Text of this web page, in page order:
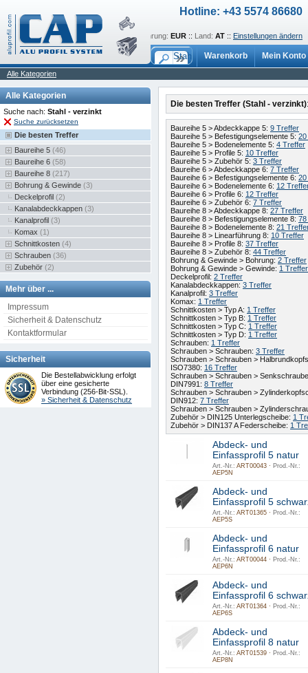
Hotline: +43 5574 86680
Sprache: de:: Währung: EUR :: Land: AT :: Einstellungen ändern
Warenkorb Mein Konto
Alle Kategorien
Alle Kategorien
Suche nach: Stahl - verzinkt
Suche zurücksetzen
Die besten Treffer
Baureihe 5 (46)
Baureihe 6 (58)
Baureihe 8 (217)
Bohrung & Gewinde (3)
Deckelprofil (2)
Kanalabdeckkappen (3)
Kanalprofil (3)
Komax (1)
Schnittkosten (4)
Schrauben (36)
Zubehör (2)
Mehr über ...
Impressum
Sicherheit & Datenschutz
Kontaktformular
Sicherheit
Die Bestellabwicklung erfolgt
über eine gesicherte
Verbindung (256-Bit-SSL).
» Sicherheit & Datenschutz
Die besten Treffer (Stahl - verzinkt)
Baureihe 5 > Abdeckkappe 5: 9 Treffer
Baureihe 5 > Befestigungselemente 5:
Baureihe 5 > Bodenelemente 5: 4 Treffer
Baureihe 5 > Profile 5: 10 Treffer
Baureihe 5 > Zubehör 5: 3 Treffer
Baureihe 6 > Abdeckkappe 6: 7 Treffer
Baureihe 6 > Befestigungselemente 6:
Baureihe 6 > Bodenelemente 6: 12
Baureihe 6 > Profile 6: 12 Treffer
Baureihe 6 > Zubehör 6: 7 Treffer
Baureihe 8 > Abdeckkappe 8: 27 Treffer
Baureihe 8 > Befestigungselemente 8:
Baureihe 8 > Bodenelemente 8: 21
Baureihe 8 > Linearführung 8: 10 Treffer
Baureihe 8 > Profile 8: 37 Treffer
Baureihe 8 > Zubehör 8: 44 Treffer
Bohrung & Gewinde > Bohrung: 2 Treffer
Bohrung & Gewinde > Gewinde: 1 Treffer
Deckelprofil: 2 Treffer
Kanalabdeckkappen: 3 Treffer
Kanalprofil: 3 Treffer
Komax: 1 Treffer
Schnittkosten > Typ A: 1 Treffer
Schnittkosten > Typ B: 1 Treffer
Schnittkosten > Typ C: 1 Treffer
Schnittkosten > Typ D: 1 Treffer
Schrauben: 1 Treffer
Schrauben > Schrauben: 3 Treffer
Schrauben > Schrauben >
ISO7380: 16 Treffer
Schrauben > Schrauben >
DIN7991: 8 Treffer
Schrauben > Schrauben >
DIN912: 7 Treffer
Schrauben > Schrauben >
Zubehör > DIN125 Unterlegscheibe: 1
Zubehör > DIN137 A Federscheibe: 1
Abdeck- und
Einfassprofil 5 natur
Art.-Nr.: ART00043 · Prod.-Nr.:
AEP5N
Abdeck- und
Einfassprofil 5
Art.-Nr.: ART01365 · Prod.-Nr.:
AEP5S
Abdeck- und
Einfassprofil 6 natur
Art.-Nr.: ART00044 · Prod.-Nr.:
AEP6N
Abdeck- und
Einfassprofil 6
Art.-Nr.: ART01364 · Prod.-Nr.:
AEP6S
Abdeck- und
Einfassprofil 8 natur
Art.-Nr.: ART01539 · Prod.-Nr.:
AEP8N